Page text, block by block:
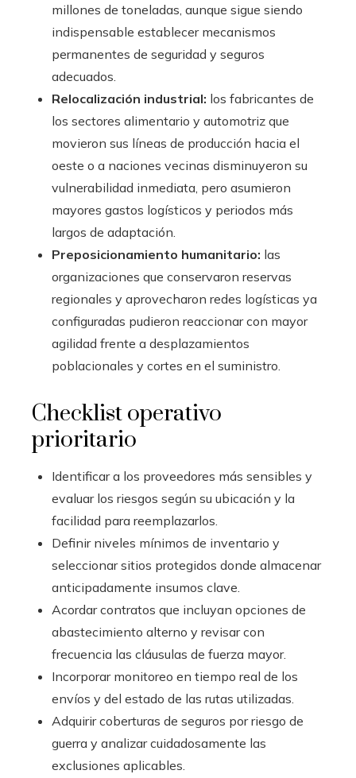
millones de toneladas, aunque sigue siendo
indispensable establecer mecanismos
permanentes de seguridad y seguros
adecuados.
Relocalización industrial: los fabricantes de
los sectores alimentario y automotriz que
movieron sus líneas de producción hacia el
oeste o a naciones vecinas disminuyeron su
vulnerabilidad inmediata, pero asumieron
mayores gastos logísticos y periodos más
largos de adaptación.
Preposicionamiento humanitario: las
organizaciones que conservaron reservas
regionales y aprovecharon redes logísticas ya
configuradas pudieron reaccionar con mayor
agilidad frente a desplazamientos
poblacionales y cortes en el suministro.
Checklist operativo
prioritario
Identificar a los proveedores más sensibles y
evaluar los riesgos según su ubicación y la
facilidad para reemplazarlos.
Definir niveles mínimos de inventario y
seleccionar sitios protegidos donde almacenar
anticipadamente insumos clave.
Acordar contratos que incluyan opciones de
abastecimiento alterno y revisar con
frecuencia las cláusulas de fuerza mayor.
Incorporar monitoreo en tiempo real de los
envíos y del estado de las rutas utilizadas.
Adquirir coberturas de seguros por riesgo de
guerra y analizar cuidadosamente las
exclusiones aplicables.